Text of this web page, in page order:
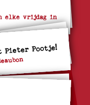
elke vrijdag in
Pieter Pootje!